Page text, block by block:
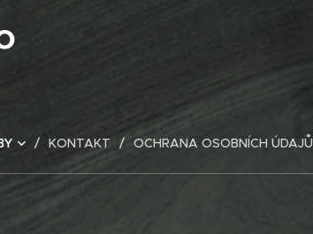
KONTAKT OCHRANA OSOBNÍCH ÚDAJŮ